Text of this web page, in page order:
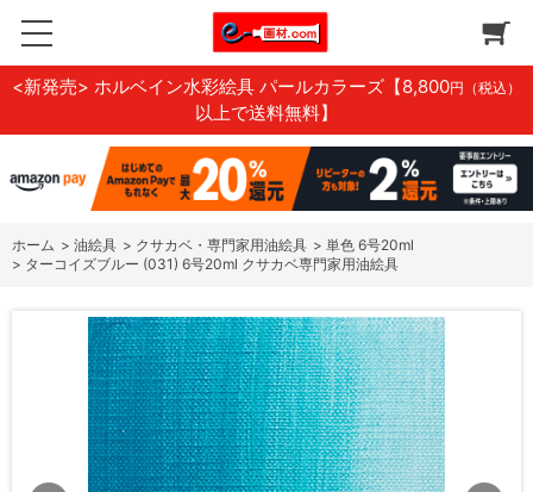
<新発売> ホルベイン水彩絵具 パールカラーズ 【8,800円（税込）
以上で送料無料】
ホーム > 油絵具 > クサカベ・専門家用油絵具 > 単色 6号20ml
> ターコイズブルー (031) 6号20ml クサカベ専門家用油絵具